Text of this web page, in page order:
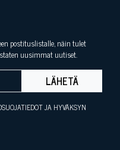
postituslistalle, näin tulet
uusimmat uutiset.
LÄHETÄ
JA HYVÄKSYN